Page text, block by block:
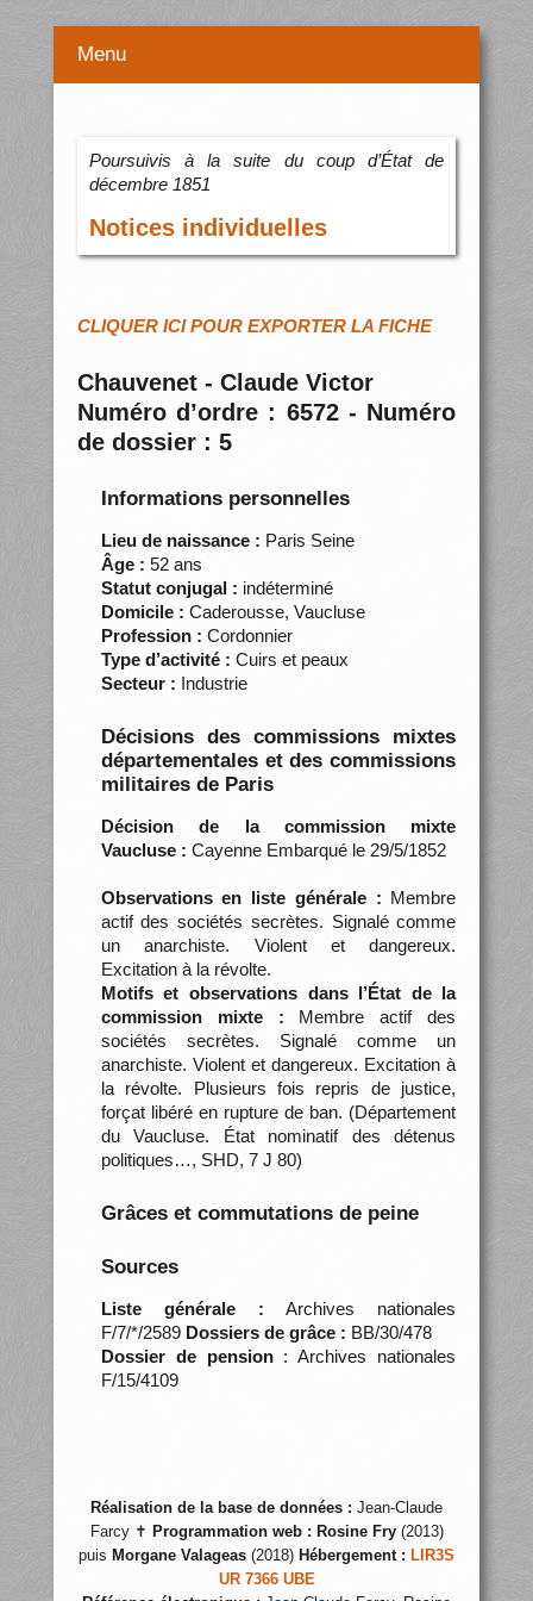
Menu
Poursuivis à la suite du coup d’État de
décembre 1851
Notices individuelles
CLIQUER ICI POUR EXPORTER LA FICHE
Chauvenet - Claude Victor
Numéro d’ordre : 6572 - Numéro
de dossier : 5
Informations personnelles
Lieu de naissance : Paris Seine
Âge : 52 ans
Statut conjugal : indéterminé
Domicile : Caderousse, Vaucluse
Profession : Cordonnier
Type d’activité : Cuirs et peaux
Secteur : Industrie
Décisions des commissions mixtes
départementales et des commissions
militaires de Paris
Décision de la commission mixte
Vaucluse : Cayenne Embarqué le 29/5/1852
Observations en liste générale : Membre
actif des sociétés secrètes. Signalé comme
un anarchiste. Violent et dangereux.
Excitation à la révolte.
Motifs et observations dans l’État de la
commission mixte : Membre actif des
sociétés secrètes. Signalé comme un
anarchiste. Violent et dangereux. Excitation à
la révolte. Plusieurs fois repris de justice,
forçat libéré en rupture de ban. (Département
du Vaucluse. État nominatif des détenus
politiques…, SHD, 7 J 80)
Grâces et commutations de peine
Sources
Liste générale : Archives nationales
F/7/*/2589 Dossiers de grâce : BB/30/478
Dossier de pension: Archives nationales
F/15/4109
Réalisation de la base de données : Jean-Claude
Farcy ✝ Programmation web : Rosine Fry(2013)
puis Morgane Valageas (2018) Hébergement : LIR3S
UR 7366 UBE